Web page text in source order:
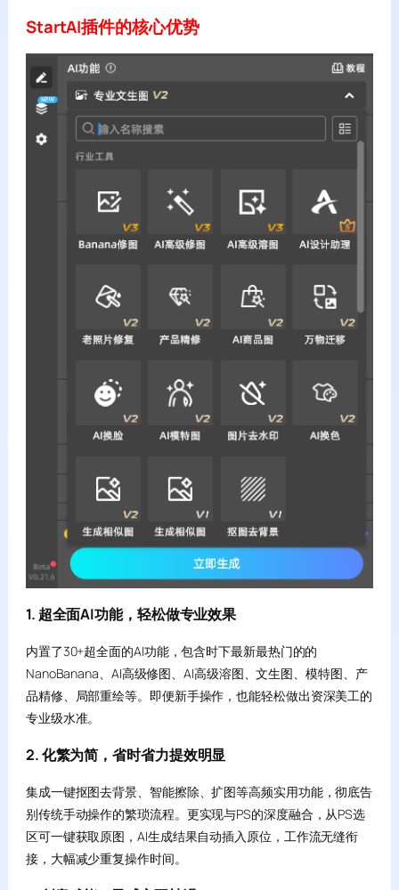
StartAI插件的核心优势
1. 超全面AI功能，轻松做专业效果
内置了30+超全面的AI功能，包含时下最新最热门的的
NanoBanana、AI高级修图、AI高级溶图、文生图、模特图、产
品精修、局部重绘等。即便新手操作，也能轻松做出资深美工的
专业级水准。
2. 化繁为简，省时省力提效明显
集成一键抠图去背景、智能擦除、扩图等高频实用功能，彻底告
别传统手动操作的繁琐流程。更实现与PS的深度融合，从PS选
区可一键获取原图，AI生成结果自动插入原位，工作流无缝衔
接，大幅减少重复操作时间。